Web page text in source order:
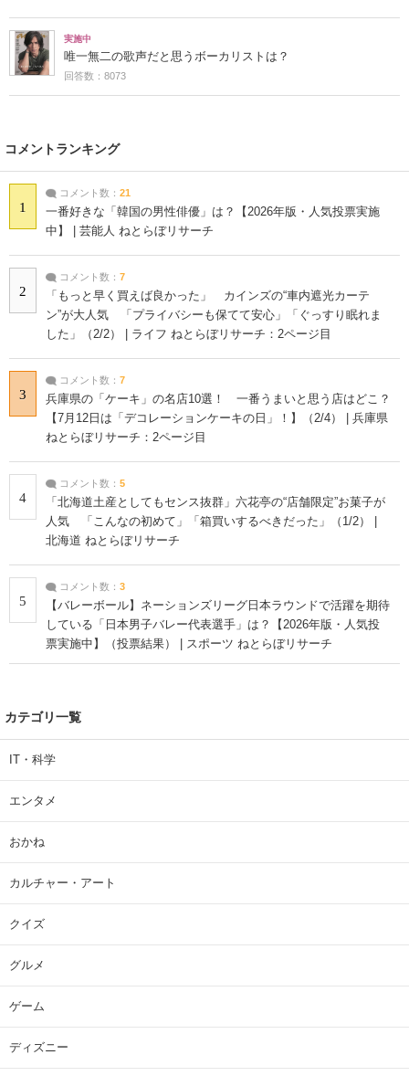
実施中
唯一無二の歌声だと思うボーカリストは？
回答数：8073
コメントランキング
1
コメント数： 21
一番好きな「韓国の男性俳優」は？【2026年版・人気投票実施
中】 | 芸能人 ねとらぼリサーチ
2
コメント数： 7
「もっと早く買えば良かった」 カインズの“車内遮光カーテ
ン”が大人気 「プライバシーも保てて安心」「ぐっすり眠れま
した」（2/2） | ライフ ねとらぼリサーチ：2ページ目
3
コメント数： 7
兵庫県の「ケーキ」の名店10選！ 一番うまいと思う店はどこ？
【7月12日は「デコレーションケーキの日」！】（2/4） | 兵庫県
ねとらぼリサーチ：2ページ目
4
コメント数： 5
「北海道土産としてもセンス抜群」六花亭の“店舗限定”お菓子が
人気 「こんなの初めて」「箱買いするべきだった」（1/2） |
北海道 ねとらぼリサーチ
5
コメント数： 3
【バレーボール】ネーションズリーグ日本ラウンドで活躍を期待
している「日本男子バレー代表選手」は？【2026年版・人気投
票実施中】（投票結果） | スポーツ ねとらぼリサーチ
カテゴリ一覧
IT・科学
エンタメ
おかね
カルチャー・アート
クイズ
グルメ
ゲーム
ディズニー